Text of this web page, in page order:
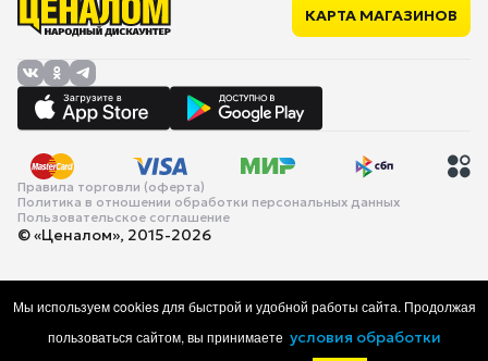
КАРТА МАГАЗИНОВ
Правила торговли (оферта)
Политика в отношении обработки персональных данных
Пользовательское соглашение
© «Ценалом», 2015-2026
Мы используем cookies для быстрой и удобной работы сайта. Продолжая
пользоваться сайтом, вы принимаете условия обработки